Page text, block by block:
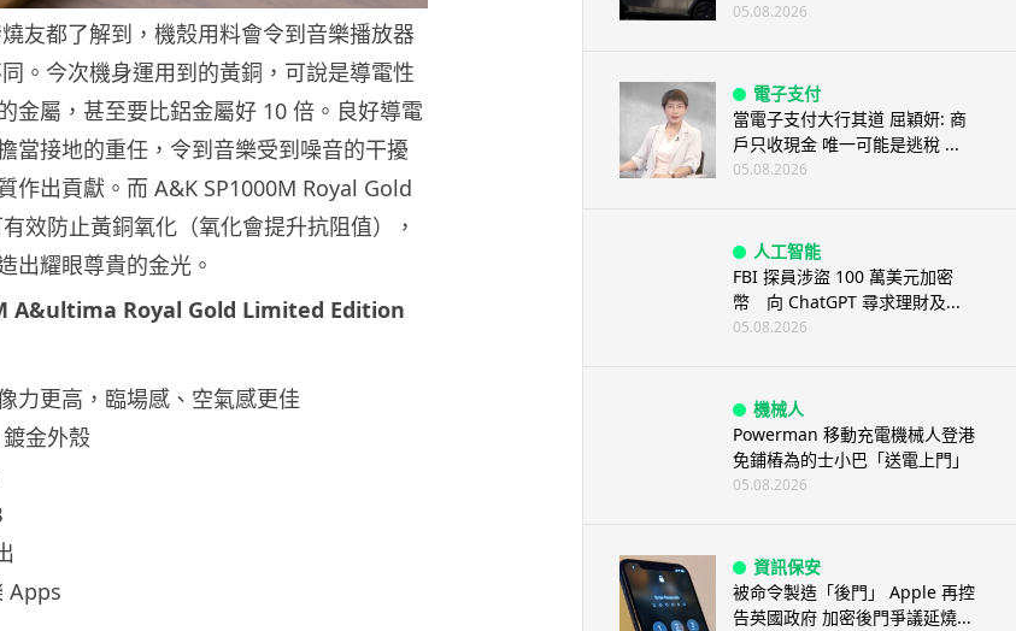
友都了解到，機殼用料會令到音樂播放器
。今次機身運用到的黃銅，可說是導電性
金屬，甚至要比鋁金屬好 10 倍。良好導電
當接地的重任，令到音樂受到噪音的干擾
作出貢獻。而 A&K SP1000M Royal Gold
效防止黃銅氧化（氧化會提升抗阻值），
出耀眼尊貴的金光。
A&ultima Royal Gold Limited Edition
力更高，臨場感、空氣感更佳
金外殼
Apps
05.08.2026
電子支付
當電子支付大行其道 屈穎妍: 商
戶只收現金 唯一可能是逃稅 ...
05.08.2026
人工智能
FBI 探員涉盜 100 萬美元加密
幣 向 ChatGPT 尋求理財及...
05.08.2026
機械人
Powerman 移動充電機械人登港
免鋪樁為的士小巴「送電上門」
05.08.2026
資訊保安
被命令製造「後門」 Apple 再控
告英國政府 加密後門爭議延燒...